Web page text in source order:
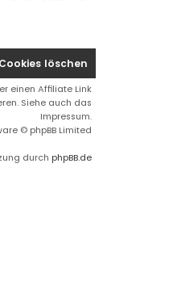
löschen
einen Affiliate Link
Siehe auch das
Impressum.
© phpBB Limited
durch phpBB.de